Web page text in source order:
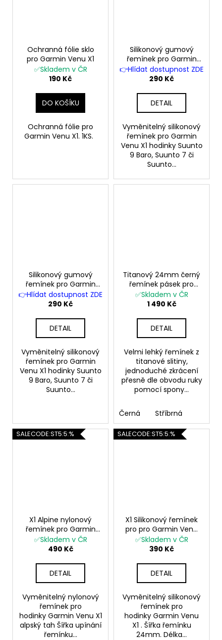
Ochranná fólie sklo
pro Garmin Venu X1
✅Skladem v ČR
190 Kč
DO KOŠÍKU
Ochranná fólie pro
Garmin Venu X1. 1KS.
Silikonový gumový
řemínek pro Garmin
Venu X1 Suunto 9 Baro
Suunto 7 Spartan
👉Hlídat dostupnost ZDE
290 Kč
DETAIL
Vyměnitelný silikonový
řemínek pro Garmin
Venu X1 hodinky Suunto
9 Baro, Suunto 7 či
Suunto...
Silikonový gumový
řemínek pro Garmin
Venu X1 Suunto 9 Baro
Suunto 7 Spartan
👉Hlídat dostupnost ZDE
290 Kč
DETAIL
Vyměnitelný silikonový
řemínek pro Garmin
Venu X1 hodinky Suunto
9 Baro, Suunto 7 či
Suunto...
Titanový 24mm černý
řemínek pásek pro
Garmin Venu X1
suunto 7 suunto 9
ocelový
✅Skladem v ČR
1 490 Kč
DETAIL
Velmi lehký řemínek z
titanové slitiny,
jednoduché zkrácení
přesně dle obvodu ruky
pomocí spony...
Černá Stříbrná
SALECODE:ST5:5:%
X1 Alpine nylonový
řemínek pro Garmin
Venu X1 alpský tah
✅Skladem v ČR
490 Kč
DETAIL
Vyměnitelný nylonový
řemínek pro
hodinky Garmin Venu X1
alpský tah Šířka upínání
řemínku...
SALECODE:ST5:5:%
X1 Silikonový řemínek
pro pro Garmin Venu
X1
✅Skladem v ČR
390 Kč
DETAIL
Vyměnitelný silikonový
řemínek pro
hodinky Garmin Venu
X1 . Šířka řemínku
24mm. Délka...